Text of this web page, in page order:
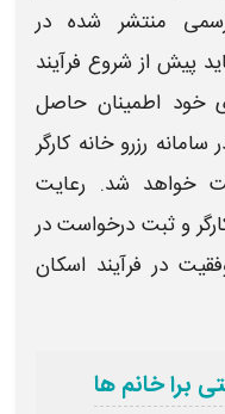
منتشر شده در
پیش از شروع فرآیند
خود اطمینان حاصل
سامانه رزرو خانه کارگر
خواهد شد. رعایت
و ثبت درخواست در
در فرآیند اسکان
برا خانم ها